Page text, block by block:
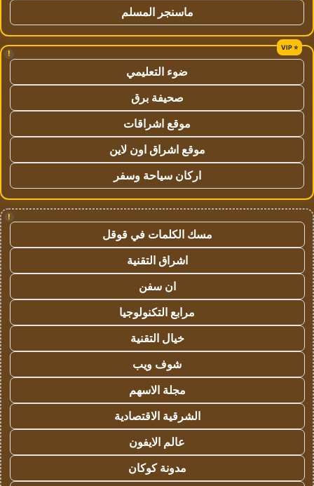
ماسنجر المسلم
!
ضوء التعليمي
صحيفة برق
موقع اشراقات
موقع اشراق اون لاين
اركان سياحة وسفر
!
مسك الكلمات في قوقل
اشراق التقنية
ان سفن
مرابع التكنولوجيا
خيال التقنية
شوف ويب
مجلة الاسهم
الشرقية الاقتصادية
عالم الايفون
مدونة كوكان